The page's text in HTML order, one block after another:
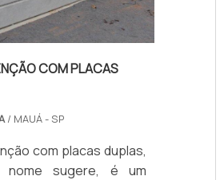
COM PLACAS
/ MAUÁ - SP
com placas duplas,
sugere, é um